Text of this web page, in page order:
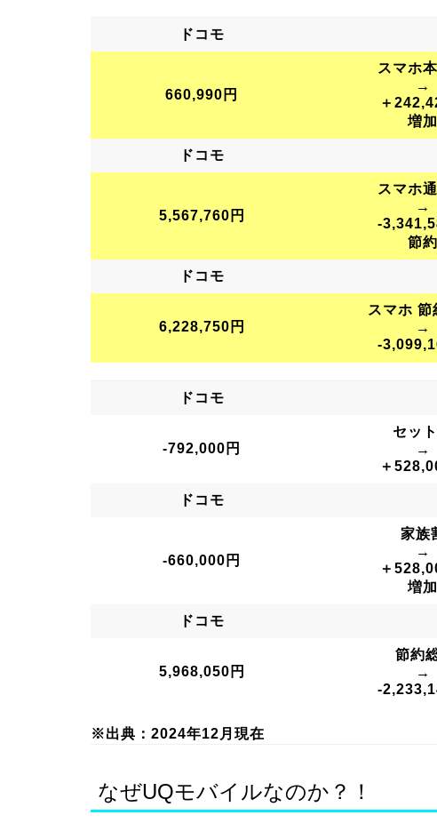
ドコモ
660,990円
スマホ
→
＋
増加
ドコモ
5,567,760円
スマホ
→
-
節約
ドコモ
6,228,750円
スマホ 節
→
-
ドコモ
-792,000円
セッ
→
＋
ドコモ
-660,000円
家族
→
＋
増加
ドコモ
5,968,050円
節約
→
-
※出典：2024年12月現在
なぜUQモバイルなのか？！